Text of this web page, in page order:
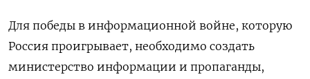
Для победы в информационной войне, которую
Россия проигрывает, необходимо создать
министерство информации и пропаганды,